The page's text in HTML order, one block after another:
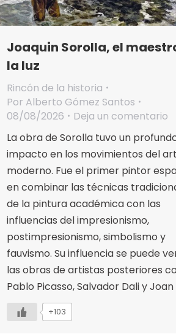
Joaquin Sorolla, el
la luz
Rincón de la historia
Por Alberto Gómez Santos
08/08/2026
Deja un comentario
La obra de Sorolla tuvo un
impacto en los movimientos del
moderno. Fue el primer pintor
en combinar las técnicas
de la pintura académica con las
influencias del impresionismo,
postimpresionismo, simbolismo y
fauvismo. Su influencia se puede
las obras de artistas posteriores
Pablo Picasso, Salvador Dali y Joan
+103